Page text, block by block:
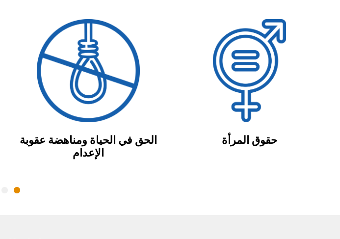
حقوق المرأة
الحق في الحياة ومناهضة عقوبة
الإعدام